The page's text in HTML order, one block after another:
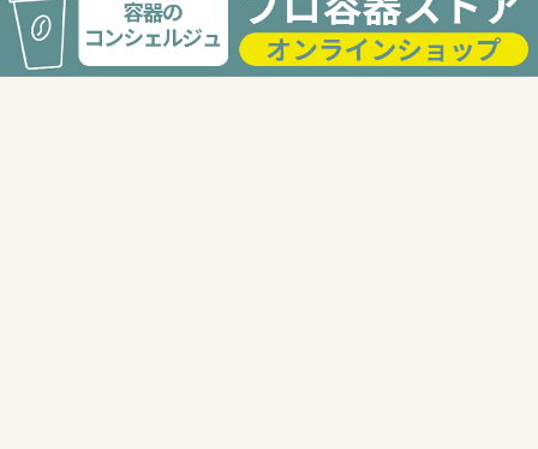
03-3568-2117
受付時間 9:00〜18:00